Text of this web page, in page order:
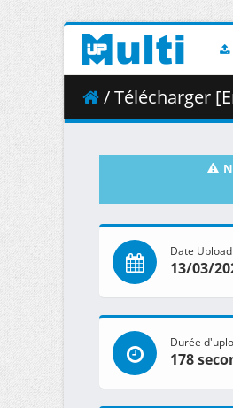
/ Télécharger
Date Upload
13/03/
Durée
178